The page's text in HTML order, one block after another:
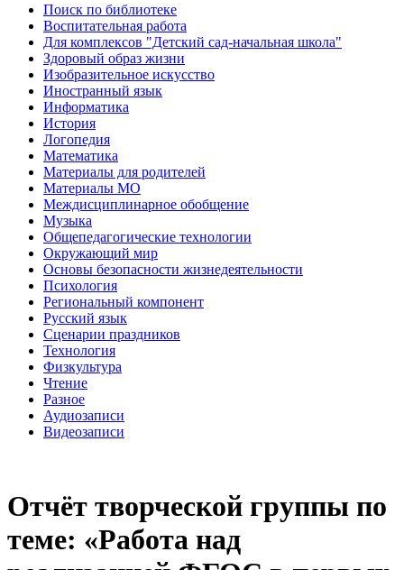
Поиск по библиотеке
Воспитательная работа
Для комплексов "Детский сад-начальная школа"
Здоровый образ жизни
Изобразительное искусство
Иностранный язык
Информатика
История
Логопедия
Математика
Материалы для родителей
Материалы МО
Междисциплинарное обобщение
Музыка
Общепедагогические технологии
Окружающий мир
Основы безопасности жизнедеятельности
Психология
Региональный компонент
Русский язык
Сценарии праздников
Технология
Физкультура
Чтение
Разное
Аудиозаписи
Видеозаписи
Отчёт творческой группы по
теме: «Работа над